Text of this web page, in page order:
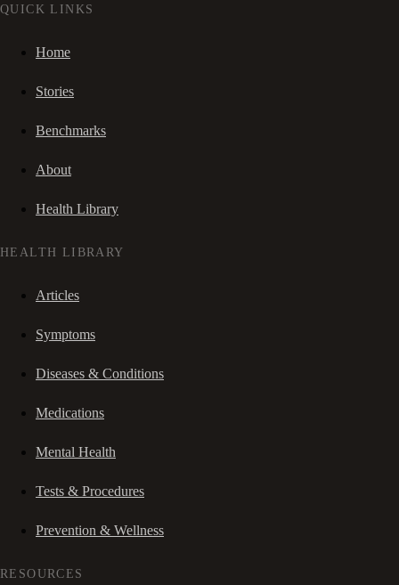
QUICK LINKS
Home
Stories
Benchmarks
About
Health Library
HEALTH LIBRARY
Articles
Symptoms
Diseases & Conditions
Medications
Mental Health
Tests & Procedures
Prevention & Wellness
RESOURCES